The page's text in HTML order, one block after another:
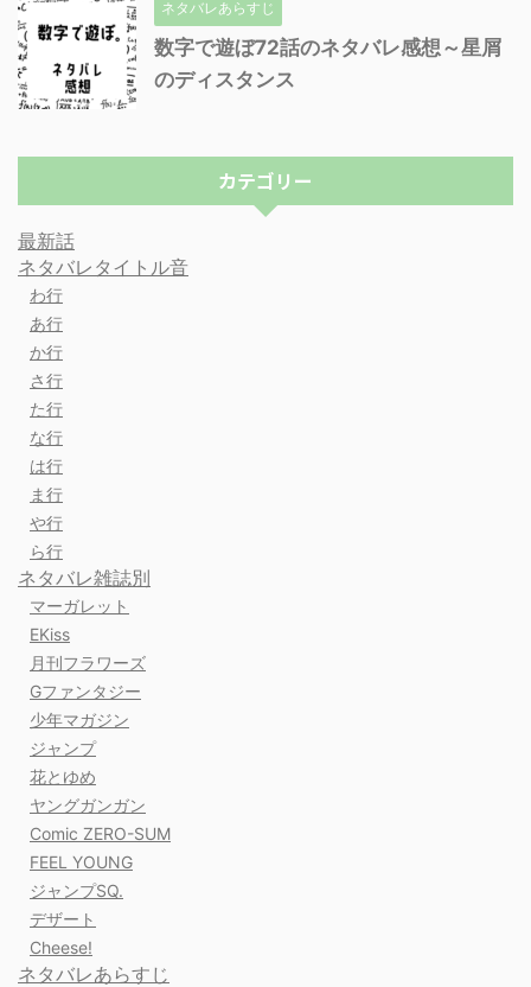
ネタバレあらすじ
数字で遊ぼ72話のネタバレ感想～星屑
のディスタンス
カテゴリー
最新話
ネタバレタイトル音
わ行
あ行
か行
さ行
た行
な行
は行
ま行
や行
ら行
ネタバレ雑誌別
マーガレット
EKiss
月刊フラワーズ
Gファンタジー
少年マガジン
ジャンプ
花とゆめ
ヤングガンガン
Comic ZERO-SUM
FEEL YOUNG
ジャンプSQ.
デザート
Cheese!
ネタバレあらすじ